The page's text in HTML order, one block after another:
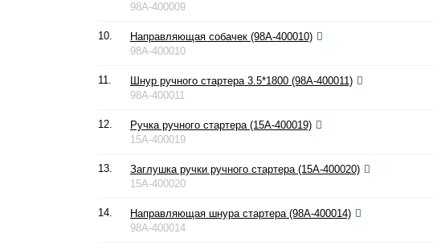
98A-400009
10.
Направляющая собачек (98A-400010)
98A-400010
11.
Шнур ручного стартера 3.5*1800 (98A-400011)
98A-400011
12.
Ручка ручного стартера (15A-400019)
15A-400019
13.
Заглушка ручки ручного стартера (15A-400020)
15A-400020
14.
Направляющая шнура стартера (98A-400014)
98A-400014